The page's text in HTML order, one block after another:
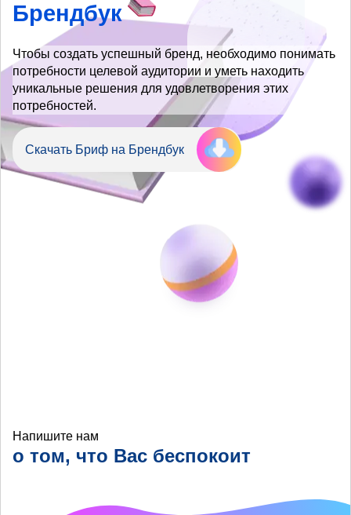
Брендбук
Чтобы создать успешный бренд, необходимо понимать
потребности целевой аудитории и уметь находить
уникальные решения для удовлетворения этих
потребностей.
Скачать Бриф на Брендбук
Напишите нам
о том, что Вас беспокоит